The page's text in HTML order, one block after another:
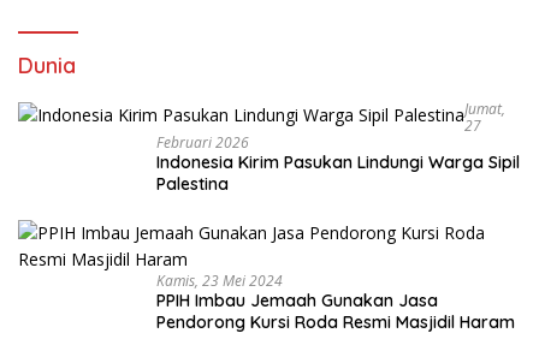
Dunia
Jumat,
27
Februari 2026
Indonesia Kirim Pasukan Lindungi Warga Sipil
Palestina
Kamis, 23 Mei 2024
PPIH Imbau Jemaah Gunakan Jasa
Pendorong Kursi Roda Resmi Masjidil Haram